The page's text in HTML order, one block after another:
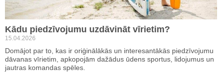
Kādu piedzīvojumu uzdāvināt vīrietim?
15.04.2026
Domājot par to, kas ir oriģinālākās un interesantākās piedzīvojumu
dāvanas vīrietim, apkopojām dažādus ūdens sportus, lidojumus un
jautras komandas spēles.